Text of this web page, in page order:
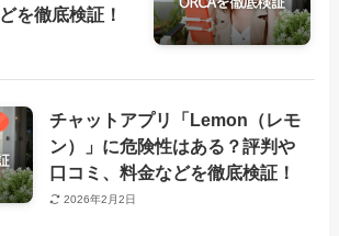
を徹底検証！
チャットアプリ「Lemon（レモ
ン）」に危険性はある？評判や
口コミ、料金などを徹底検証！
2026年2月2日